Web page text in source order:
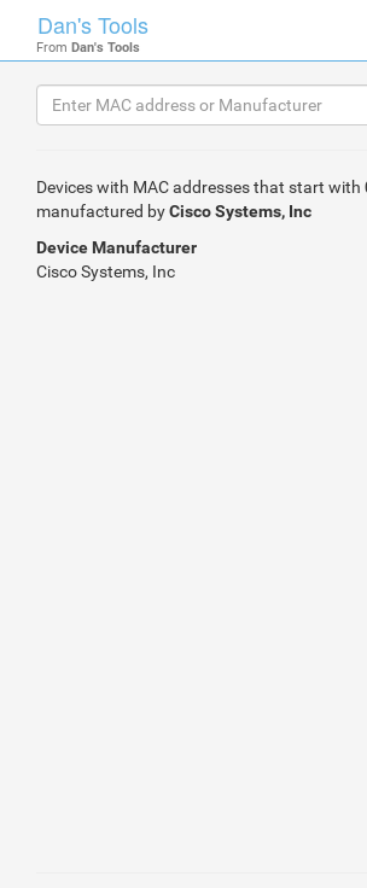
Dan's Tools
From Dan's Tools
Devices with MAC addresses that start with
manufactured byCisco Systems, Inc
Device Manufacturer
Cisco Systems, Inc